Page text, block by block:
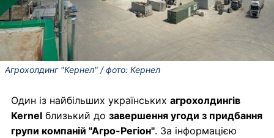
Агрохолдинг "Кернел" / фото: Кернел
Один із найбільших українських агрохолдингів
Kernel близький до завершення угоди з придбання
групи компаній "Агро-Регіон". За інформацією